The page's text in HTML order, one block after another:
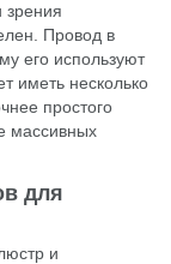
зрения
Провод в
его используют
иметь несколько
простого
массивных
для
и